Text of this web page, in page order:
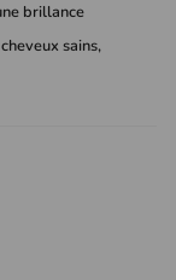
brillance
sains,